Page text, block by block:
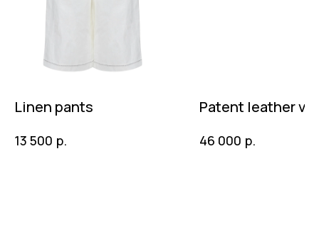
Linen pants
13 500 р.
Patent leather
46 000 р.